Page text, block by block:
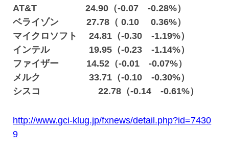
AT&T 24.90（-0.07 -0.28%）
ベライゾン 27.78（ 0.10 0.36%）
マイクロソフト 24.81（-0.30 -1.19%）
インテル 19.95（-0.23 -1.14%）
ファイザー 14.52（-0.01 -0.07%）
メルク 33.71（-0.10 -0.30%）
シスコ 22.78（-0.14 -0.61%）
http://www.gci-klug.jp/fxnews/detail.php?id=7430
9